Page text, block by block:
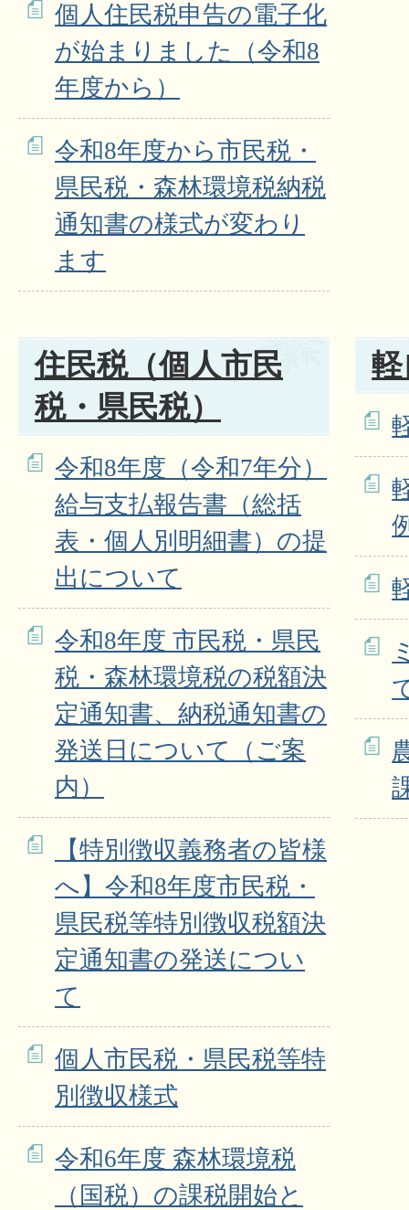
個人住民税申告の電子化
が始まりました（令和8
年度から）
令和8年度から市民税・
県民税・森林環境税納税
通知書の様式が変わり
ます
住民税（個人市民
税・県民税）
令和8年度（令和7年分）
給与支払報告書（総括
表・個人別明細書）の提
出について
令和8年度 市民税・県民
税・森林環境税の税額決
定通知書、納税通知書の
発送日について（ご案
内）
【特別徴収義務者の皆様
へ】令和8年度市民税・
県民税等特別徴収税額決
定通知書の発送につい
て
個人市民税・県民税等特
別徴収様式
令和6年度 森林環境税
（国税）の課税開始と